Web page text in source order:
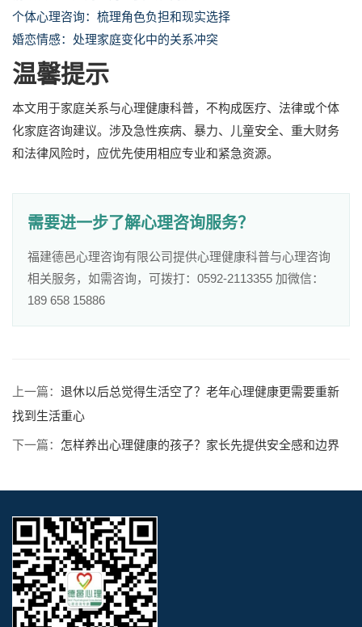
个体心理咨询：梳理角色负担和现实选择
婚恋情感：处理家庭变化中的关系冲突
温馨提示
本文用于家庭关系与心理健康科普，不构成医疗、法律或个体
化家庭咨询建议。涉及急性疾病、暴力、儿童安全、重大财务
和法律风险时，应优先使用相应专业和紧急资源。
需要进一步了解心理咨询服务？
福建德邑心理咨询有限公司提供心理健康科普与心理咨询
相关服务，如需咨询，可拨打：0592-2113355 加微信：
189 658 15886
上一篇： 退休以后总觉得生活空了？老年心理健康更需要重新
找到生活重心
下一篇： 怎样养出心理健康的孩子？家长先提供安全感和边界